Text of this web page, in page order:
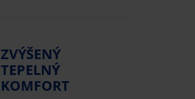
ZVÝŠENÝ
TEPELNÝ
KOMFORT